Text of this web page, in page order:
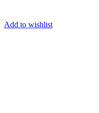
Add to wishlist